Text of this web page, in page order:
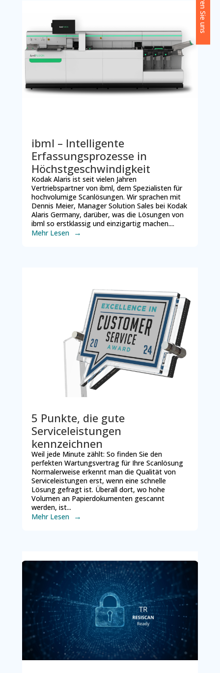
ibml – Intelligente
Erfassungsprozesse in
Höchstgeschwindigkeit
Kodak Alaris ist seit vielen Jahren
Vertriebspartner von ibml, dem Spezialisten für
hochvolumige Scanlösungen. Wir sprachen mit
Dennis Meier, Manager Solution Sales bei Kodak
Alaris Germany, darüber, was die Lösungen von
ibml so erstklassig und einzigartig machen....
Mehr Lesen
5 Punkte, die gute
Serviceleistungen
kennzeichnen
Weil jede Minute zählt: So finden Sie den
perfekten Wartungsvertrag für Ihre Scanlösung
Normalerweise erkennt man die Qualität von
Serviceleistungen erst, wenn eine schnelle
Lösung gefragt ist. Überall dort, wo hohe
Volumen an Papierdokumenten gescannt
werden, ist...
Mehr Lesen